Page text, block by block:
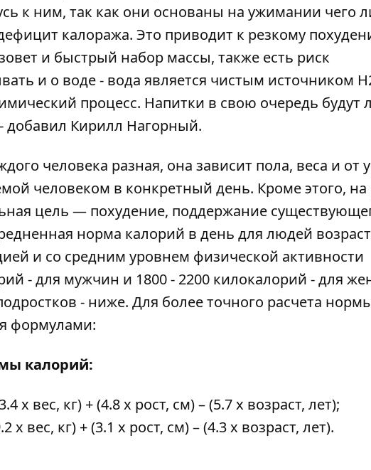
к ним, так как они основаны на ужимании чего
калоража. Это приводит к резкому
и быстрый набор массы, также есть риск
и о воде - вода является чистым источником
процесс. Напитки в свою очередь будут
добавил Кирилл Нагорный.
человека разная, она зависит пола, веса и от
человеком в конкретный день. Кроме этого, на
цель — похудение, поддержание
норма калорий в день для людей
и со средним уровнем физической активности
- для мужчин и 1800 - 2200 килокалорий - для
- ниже. Для более точного расчета
формулами:
калорий:
x вес, кг) + (4.8 х рост, см) – (5.7 х возраст, лет);
x вес, кг) + (3.1 х рост, cм) – (4.3 х возраст, лет).